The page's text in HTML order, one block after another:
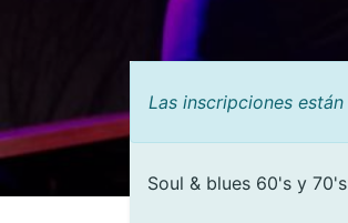
Las inscripciones están
Soul & blues 60's y 70's